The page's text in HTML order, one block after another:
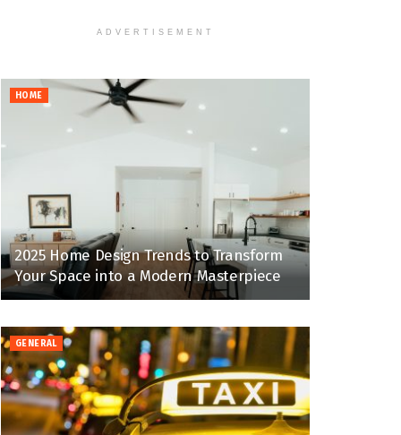
ADVERTISEMENT
HOME
2025 Home Design Trends to Transform
Your Space into a Modern Masterpiece
GENERAL